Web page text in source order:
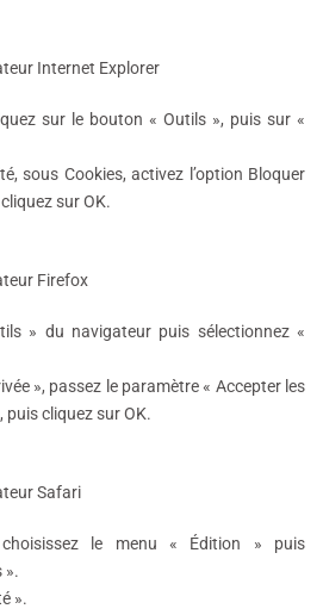
Internet Explorer
sur le bouton « Outils », puis sur «
sous Cookies, activez l’option Bloquer
sur OK.
Firefox
» du navigateur puis sélectionnez «
», passez le paramètre « Accepter les
puis cliquez sur OK.
Safari
le menu « Édition » puis
».
».